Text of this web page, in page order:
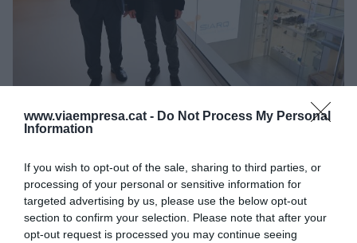
www.viaempresa.cat - Do Not Process My Personal
Information
If you wish to opt-out of the sale, sharing to third parties, or
processing of your personal or sensitive information for
targeted advertising by us, please use the below opt-out
section to confirm your selection. Please note that after your
opt-out request is processed you may continue seeing
Alessandro Caviasca, CEO i soci fundador de Siarq |
Cedida
ecosistema dinàmic, que està en continu
creixement i evolució a causa de l'entorn tan
canviant que suposa l'avanç cap a la indústria
4.0. Comptar amb Siarq és un gran privilegi, no